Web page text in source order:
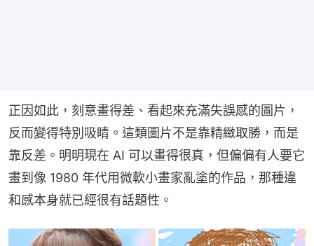
正因如此，刻意畫得差、看起來充滿失誤感的圖片，
反而變得特別吸睛。這類圖片不是靠精緻取勝，而是
靠反差。明明現在 AI 可以畫得很真，但偏偏有人要它
畫到像 1980 年代用微軟小畫家亂塗的作品，那種違
和感本身就已經很有話題性。